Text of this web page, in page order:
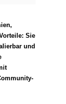
Sie
und